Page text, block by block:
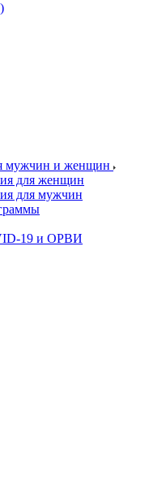
мужчин и женщин
для женщин
для мужчин
19 и ОРВИ